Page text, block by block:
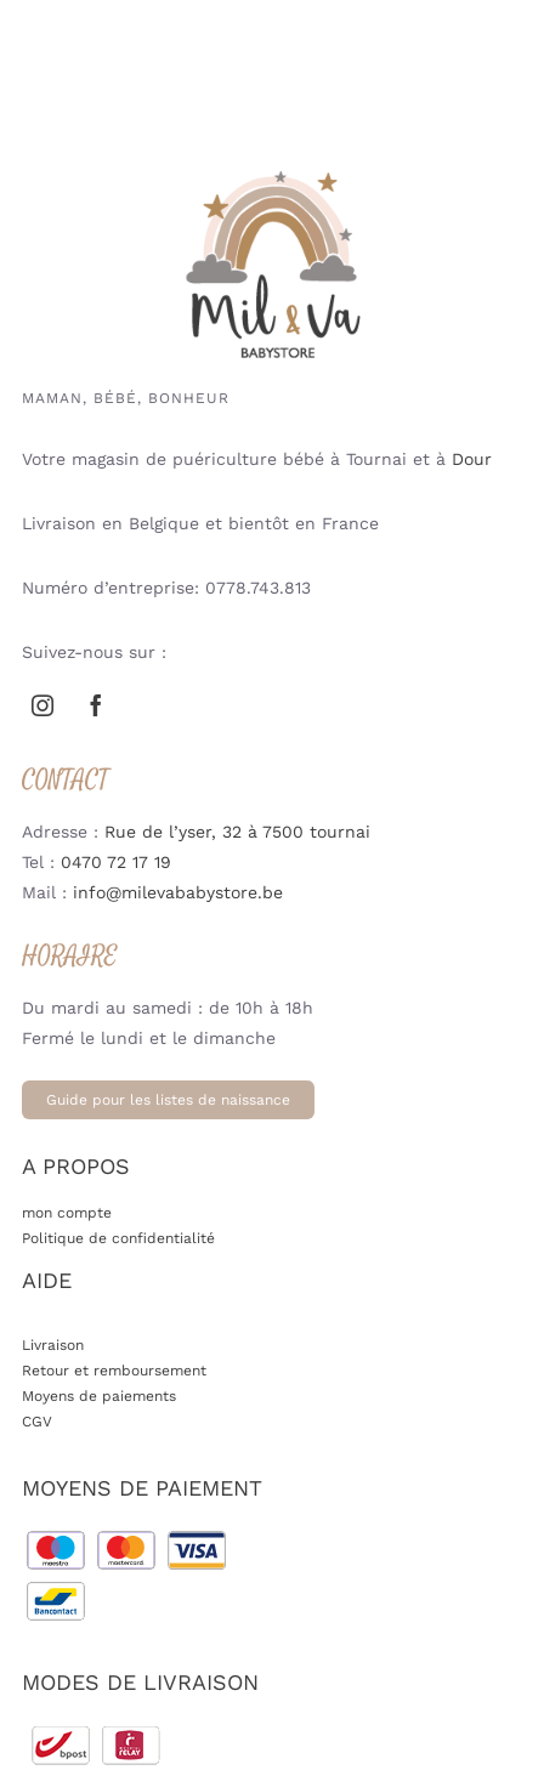
MAMAN, BÉBÉ, BONHEUR
Votre magasin de puériculture bébé à Tournai et à Dour
Livraison en Belgique et bientôt en France
Numéro d’entreprise: 0778.743.813
Suivez-nous sur :
CONTACT
Adresse : Rue de l’yser, 32 à 7500 tournai
Tel : 0470 72 17 19
Mail : info@milevababystore.be
HORAIRE
Du mardi au samedi : de 10h à 18h
Fermé le lundi et le dimanche
Guide pour les listes de naissance
A PROPOS
mon compte
Politique de confidentialité
AIDE
Livraison
Retour et remboursement
Moyens de paiements
CGV
MOYENS DE PAIEMENT
MODES DE LIVRAISON